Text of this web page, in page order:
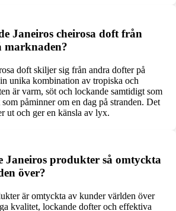
Janeiros cheirosa doft från
marknaden?
doft skiljer sig från andra dofter på
unika kombination av tropiska och
är varm, söt och lockande samtidigt som
påminner om en dag på stranden. Det
ut och ger en känsla av lyx.
Janeiros produkter så omtyckta
över?
är omtyckta av kunder världen över
kvalitet, lockande dofter och effektiva